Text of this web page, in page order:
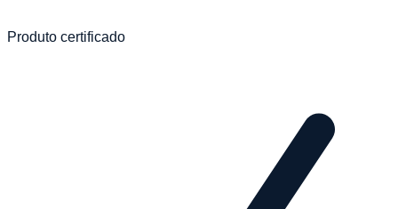
Produto certificado